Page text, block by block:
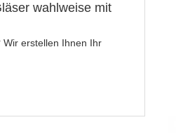
wahlweise mit
Wir erstellen Ihnen Ihr